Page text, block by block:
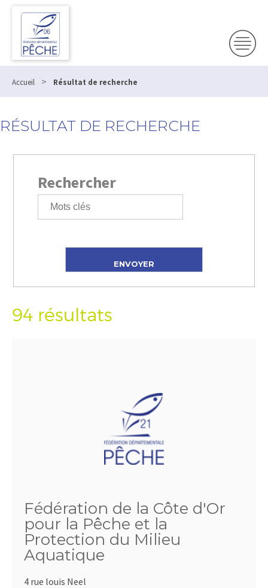
Accueil > Résultat de recherche
RÉSULTAT DE RECHERCHE
Rechercher
94 résultats
Fédération de la Côte d'Or
pour la Pêche et la
Protection du Milieu
Aquatique
4 rue louis Neel